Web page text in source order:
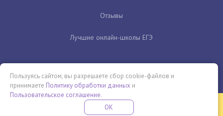
Отзывы
Лучшие онлайн-школы ЕГЭ
Бесплатная летняя школа
Пользуясь сайтом, вы разрешаете сбор cookie-файлов и
принимаете Политику обработки данных и
Пользовательское соглашение.
OK